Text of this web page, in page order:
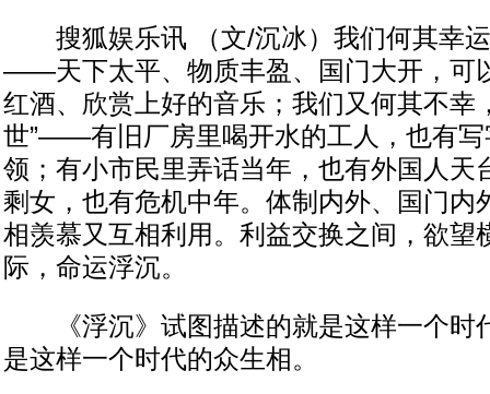
搜狐娱乐讯 （文/沉冰）我们何其幸运
——天下太平、物质丰盈、国门大开，可
红酒、欣赏上好的音乐；我们又何其不幸
世”——有旧厂房里喝开水的工人，也有写
领；有小市民里弄话当年，也有外国人天
剩女，也有危机中年。体制内外、国门内
相羡慕又互相利用。利益交换之间，欲望
际，命运浮沉。
《浮沉》试图描述的就是这样一个时
是这样一个时代的众生相。